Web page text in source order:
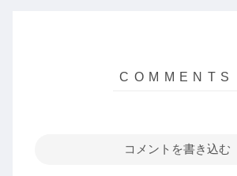
コメントを書き込む